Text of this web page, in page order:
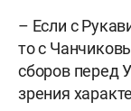
– Если с
то с
сборов перед
зрения